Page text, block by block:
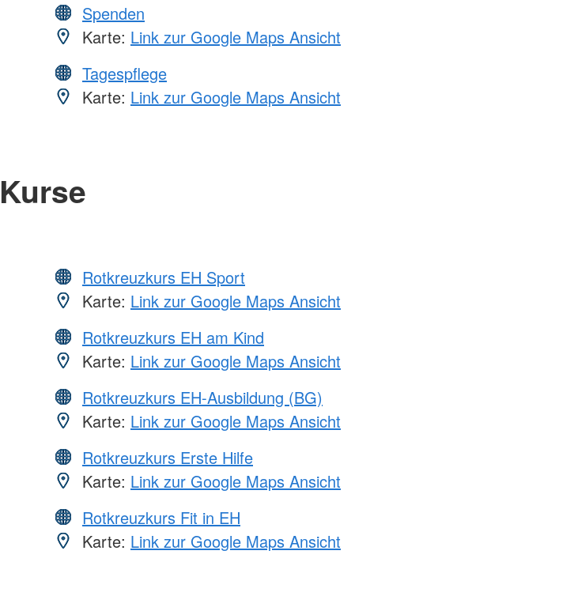
Spenden
Karte: Link zur Google Maps Ansicht
Tagespflege
Karte: Link zur Google Maps Ansicht
Kurse
Rotkreuzkurs EH Sport
Karte: Link zur Google Maps Ansicht
Rotkreuzkurs EH am Kind
Karte: Link zur Google Maps Ansicht
Rotkreuzkurs EH-Ausbildung (BG)
Karte: Link zur Google Maps Ansicht
Rotkreuzkurs Erste Hilfe
Karte: Link zur Google Maps Ansicht
Rotkreuzkurs Fit in EH
Karte: Link zur Google Maps Ansicht